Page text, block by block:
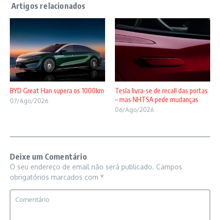
BYD Great Han supera os 1000km
07/Ago/2026
Tesla livra-se de recall das portas
– mas NHTSA pede mudanças
06/Ago/2026
Deixe um Comentário
O seu endereço de email não será publicado. Campos
obrigatórios marcados com *